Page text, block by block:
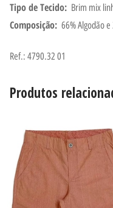
Tipo de Tecido: Brim mix
Composição: 66% Algodão
Ref.: 4790.32 01
Produtos